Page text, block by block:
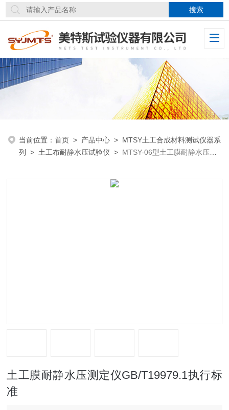
当前位置：首页 > 产品中心 > MTSY土工合成材料测试仪器系
列
> 土工布耐静水压试验仪 > MTSY-06型土工膜耐静水压测
土工膜耐静水压测定仪GB/T19979.1执行标
准